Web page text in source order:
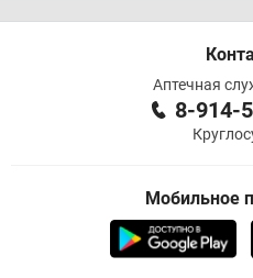
Аптечная
8-914-
Мобильное